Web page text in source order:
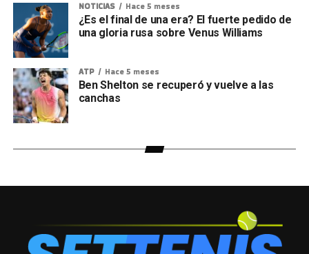
NOTICIAS Hace 5 meses
¿Es el final de una era? El fuerte pedido de
una gloria rusa sobre Venus Williams
ATP Hace 5 meses
Ben Shelton se recuperó y vuelve a las
canchas